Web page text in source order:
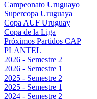
Campeonato Uruguayo
Supercopa Uruguaya
Copa AUF Uruguay
Copa de la Liga
Próximos Partidos CAP
PLANTEL
2026 - Semestre 2
2026 - Semestre 1
2025 - Semestre 2
2025 - Semestre 1
2024 - Semestre 2